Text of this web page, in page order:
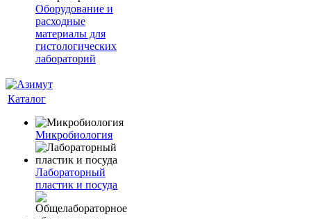
Оборудование и
расходные
материалы для
гистологических
лабораторий
Каталог
Микробиология
Лабораторный
пластик и посуда